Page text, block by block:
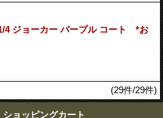
4 ジョーカー パープル コート *お
(29件/29件)
ショッピングカート